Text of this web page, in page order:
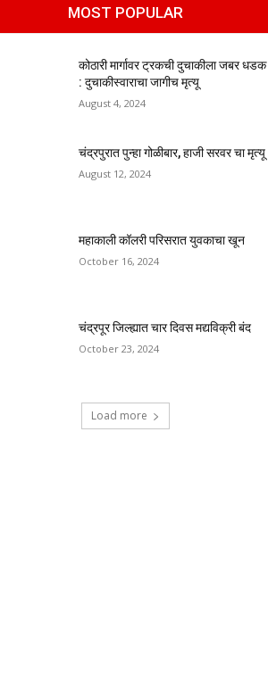
MOST POPULAR
कोठारी मार्गावर ट्रकची दुचाकीला जबर धडक
: दुचाकीस्वाराचा जागीच मृत्यू
August 4, 2024
चंद्रपुरात पुन्हा गोळीबार, हाजी सरवर चा मृत्यू
August 12, 2024
महाकाली कॉलरी परिसरात युवकाचा खून
October 16, 2024
चंद्रपूर जिल्ह्यात चार दिवस मद्यविक्री बंद
October 23, 2024
Load more